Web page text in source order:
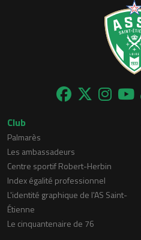
Club
Palmarès
Les ambassadeurs
Centre sportif Robert-Herbin
Index égalité professionnel
L'identité graphique de l'AS Saint-
Étienne
Le cinquantenaire de 76